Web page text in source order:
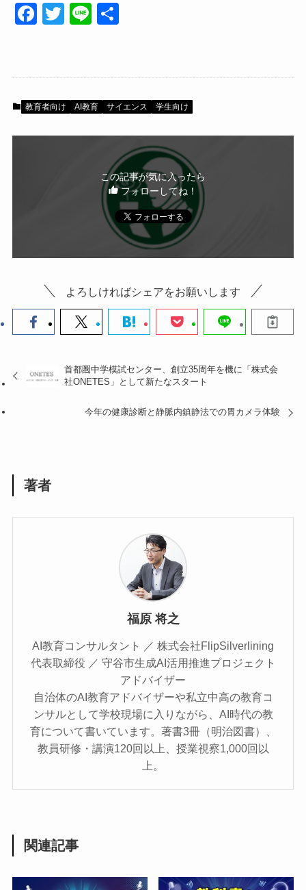
F
e
b
T
er
Li
教育者向け AI教育 サイエンス 学生向け
この記事が気に入ったら
フォローしてね！
よろしければシェアをお願いします
首都圏中学模試センター、創立35周年を機に「株式会
社ONETES」として新たなスタート
今年の健康診断と静脈内鎮静法での胃カメラ体験
著者
福原 将之
AI教育コンサルタント ／ 株式会社FlipSilverlining
代表取締役 ／ 守谷市生成AI活用推進プロジェクト
アドバイザー
自治体のAI教育アドバイザーや私立中高の教育コ
ンサルとして学校現場に入りながら、AI時代の教
育について書いています。著書3冊（明治図書）、
教員研修・講演120回以上、授業視察1,000回以
上。
関連記事